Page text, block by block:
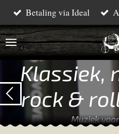
Ga
direct
naar
hoofdinhoud
Betaling via Ideal
Klassiek,
rock &
Muziek